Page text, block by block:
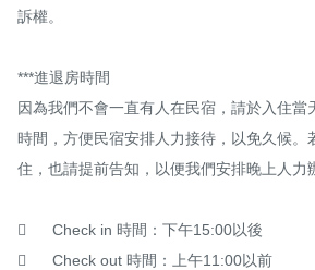
訴權。
***進退房時間
因為我們不會一直有人在民宿，請於入住當
時間，方便民宿安排人力接待，以免久候。
住，也請提前告知，以便我們安排晚上人力
	Check in 時間：下午15:00以後
	Check out 時間：上午11:00以前